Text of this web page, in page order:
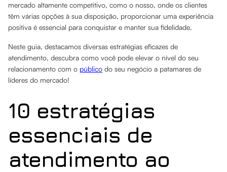
mercado altamente competitivo, como o nosso, onde os clientes
têm várias opções à sua disposição, proporcionar uma experiência
positiva é essencial para conquistar e manter sua fidelidade.
Neste guia, destacamos diversas estratégias eficazes de
atendimento, descubra como você pode elevar o nível do seu
relacionamento com o público do seu negócio a patamares de
líderes do mercado!
10 estratégias
essenciais de
atendimento ao